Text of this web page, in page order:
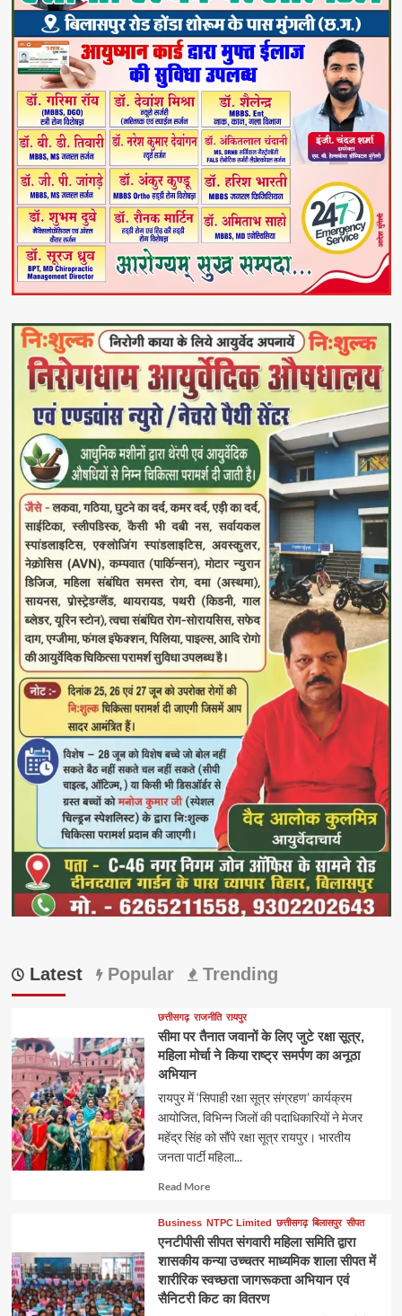
Latest Popular Trending
छत्तीसगढ़ राजनीति रायपुर
सीमा पर तैनात जवानों के लिए जुटे रक्षा सूत्र,
महिला मोर्चा ने किया राष्ट्र समर्पण का अनूठा
अभियान
रायपुर में ‘सिपाही रक्षा सूत्र संग्रहण’ कार्यक्रम
आयोजित, विभिन्न जिलों की पदाधिकारियों ने मेजर
महेंद्र सिंह को सौंपे रक्षा सूत्र रायपुर। भारतीय
जनता पार्टी महिला...
Read MoreRead
about
Business NTPC Limited छत्तीसगढ़ बिलासपुर सीपत
एनटीपीसी सीपत संगवारी महिला समिति द्वारा
शासकीय कन्या उच्चतर माध्यमिक शाला सीपत में
शारीरिक स्वच्छता जागरूकता अभियान एवं
सैनिटरी किट का वितरण